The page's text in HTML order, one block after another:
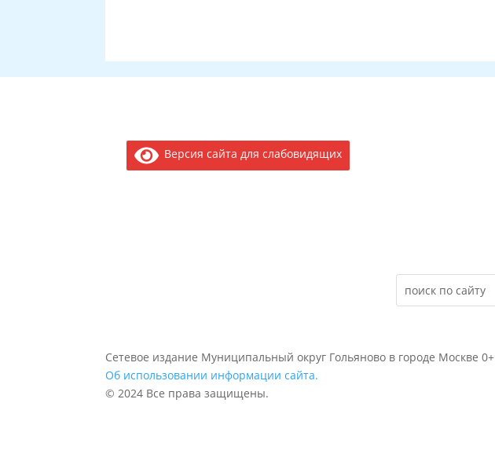
Версия сайта для слабовидящих
Сетевое издание Муниципальный округ Гольяново в городе Москве 0+
Об использовании информации сайта.
© 2024 Все права защищены.